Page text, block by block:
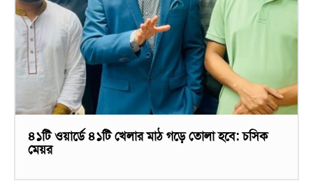
৪১টি ওয়ার্ডে ৪১টি খেলার মাঠ গড়ে তোলা হবে: চসিক
মেয়র